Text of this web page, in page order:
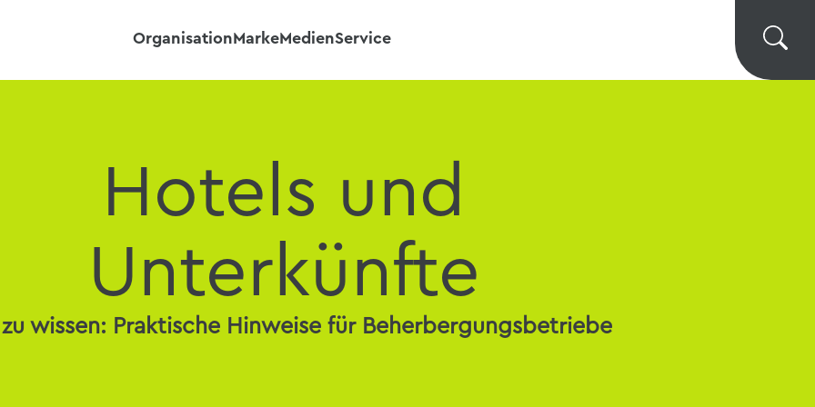
OrganisationMarkeMedienService
wissen: Praktische Hinweise für Beherbergungsbetriebe
Hotels und
Unterkünfte